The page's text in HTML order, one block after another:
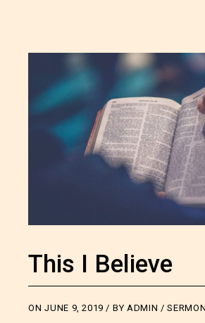
This I Believe
ONJUNE 9, 2019 BY ADMIN SERMON